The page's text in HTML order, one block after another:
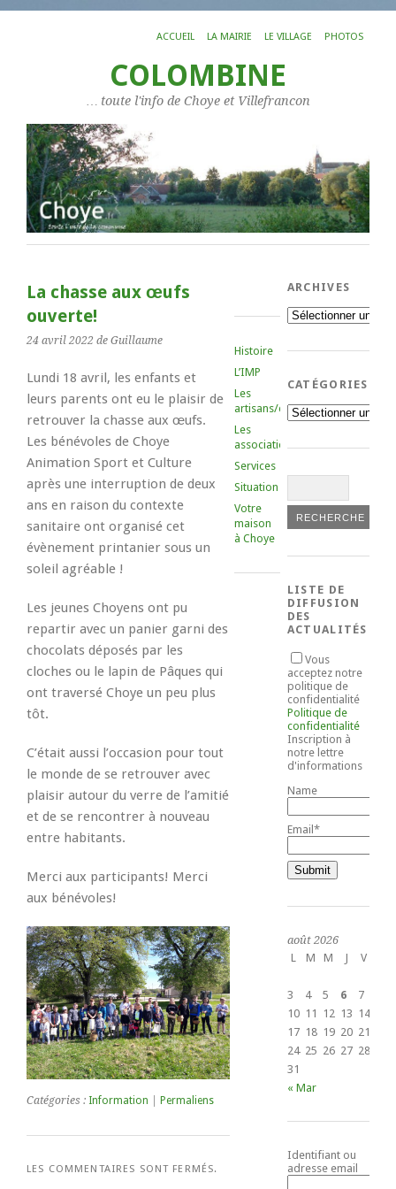
ACCUEIL LA MAIRIE LE VILLAGE PHOTOS
COLOMBINE
… toute l'info de Choye et Villefrancon
La chasse aux œufs
ouverte!
24 avril 2022 de Guillaume
Lundi 18 avril, les enfants et
leurs parents ont eu le plaisir de
retrouver la chasse aux œufs.
Les bénévoles de Choye
Animation Sport et Culture
après une interruption de deux
ans en raison du contexte
sanitaire ont organisé cet
évènement printanier sous un
soleil agréable !
Les jeunes Choyens ont pu
repartir avec un panier garni des
chocolats déposés par les
cloches ou le lapin de Pâques qui
ont traversé Choye un peu plus
tôt.
C’était aussi l’occasion pour tout
le monde de se retrouver avec
plaisir autour du verre de l’amitié
et de se rencontrer à nouveau
entre habitants.
Merci aux participants! Merci
aux bénévoles!
Catégories : Information Permaliens
LES COMMENTAIRES SONT FERMÉS.
Histoire
L’IMP
Les
artisans/commerçants
Les
associations
Services
Situation
Votre
maison
à Choye
ARCHIVES
Archives
CATÉGORIES
Catégories
LISTE DE
DIFFUSION
DES
ACTUALITÉS
Vous
acceptez notre
politique de
confidentialité
Politique de
confidentialité
Inscription à
notre lettre
d'informations
Name
Email*
août 2026
L
M M J V
3
4 5 6 7
10 11 12 13 14
17 18 19 20 21
24 25 26 27 28
31
« Mar
Identifiant ou
adresse email